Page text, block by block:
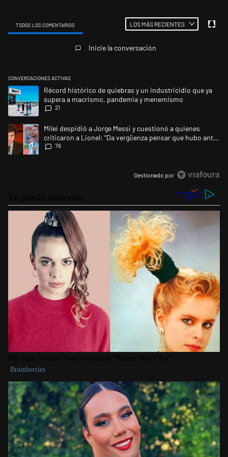
TODOS LOS COMENTARIOS LOS MÁS RECIENTES
Inicie la conversación
CONVERSACIONES ACTIVAS
Este listado muestra los artículos con más comentarios en los últimos
Un artículo de tendencia con el título "Récord histórico de quiebras y
Récord histórico de quiebras y un industricidio que ya
supera a macrismo, pandemia y menemismo
21
Un artículo de tendencia con el título "Milei despidió a Jorge Messi y
Milei despidió a Jorge Messi y cuestionó a quienes
criticaron a Lionel: “Da vergüenza pensar que hubo anti-
Messi”
76
Gestionado por